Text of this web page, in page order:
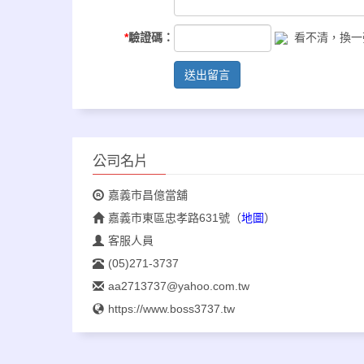
*驗證碼： 看不清，換
送出留言
公司名片
嘉義市昌億當舖
嘉義市東區忠孝路631號 （地圖）
客服人員
(05)271-3737
aa2713737@yahoo.com.tw
https://www.boss3737.tw